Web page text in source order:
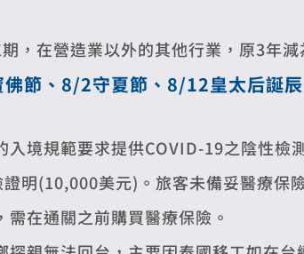
，在營造業以外的其他行業，原3年減
節、8/2守夏節、8/12皇太后誕
入境規範要求提供COVID-19之陰性檢
明(10,000美元)。旅客未備妥醫療保
在通關之前購買醫療保險。